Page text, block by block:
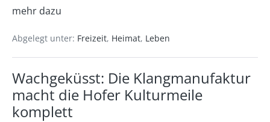
mehr dazu
Abgelegt unter: Freizeit, Heimat, Leben
Wachgeküsst: Die Klangmanufaktur
macht die Hofer Kulturmeile
komplett